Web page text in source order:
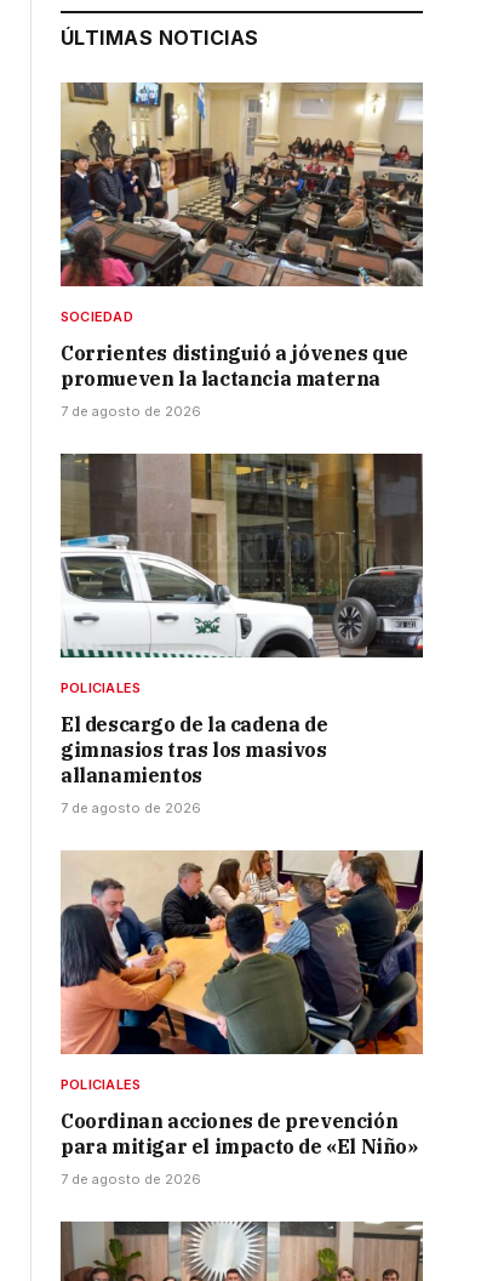
ÚLTIMAS NOTICIAS
SOCIEDAD
Corrientes distinguió a jóvenes que
promueven la lactancia materna
7 de agosto de 2026
POLICIALES
El descargo de la cadena de
gimnasios tras los masivos
allanamientos
7 de agosto de 2026
POLICIALES
Coordinan acciones de prevención
para mitigar el impacto de «El Niño»
7 de agosto de 2026